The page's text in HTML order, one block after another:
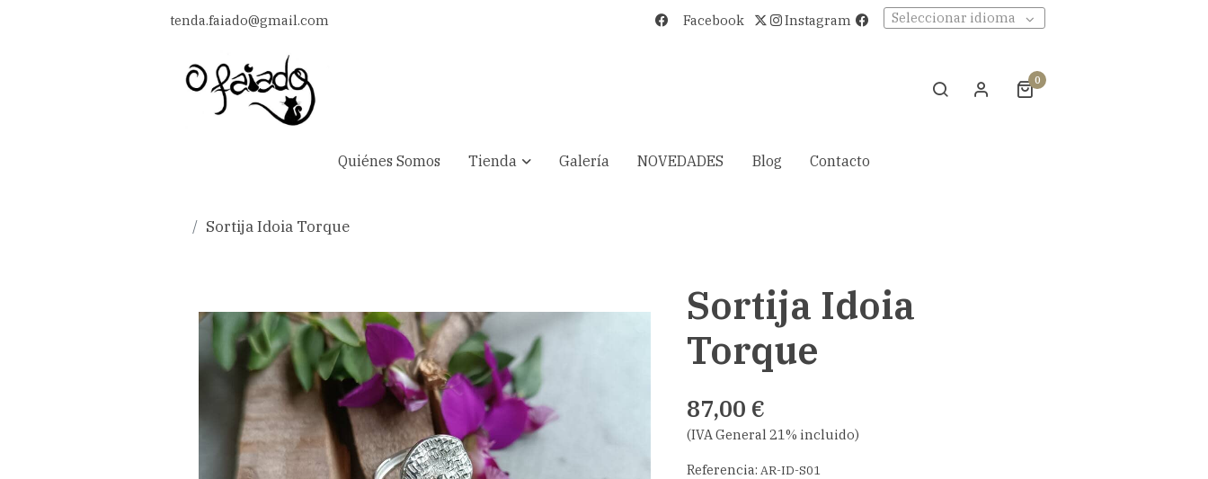
tenda.faiado@gmail.com Facebook Instagram Seleccionar idioma
0
Quiénes Somos Tienda Galería NOVEDADES Blog Contacto
Sortija Idoia Torque
Sortija Idoia
Torque
87,00 €
(IVA General 21% incluido)
Referencia: AR-ID-S01